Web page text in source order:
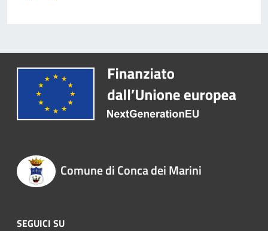
Comune di Conca dei Marini
SEGUICI SU